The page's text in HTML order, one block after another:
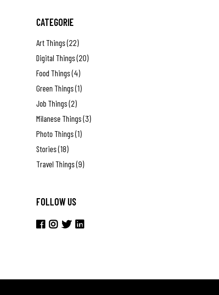
CATEGORIE
Art Things(22)
Digital Things(20)
Food Things(4)
Green Things(1)
Job Things(2)
Milanese Things(3)
Photo Things(1)
Stories(18)
Travel Things(9)
FOLLOW US